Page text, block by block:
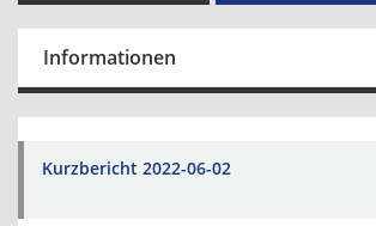
Informationen
Kurzbericht 2022-06-02